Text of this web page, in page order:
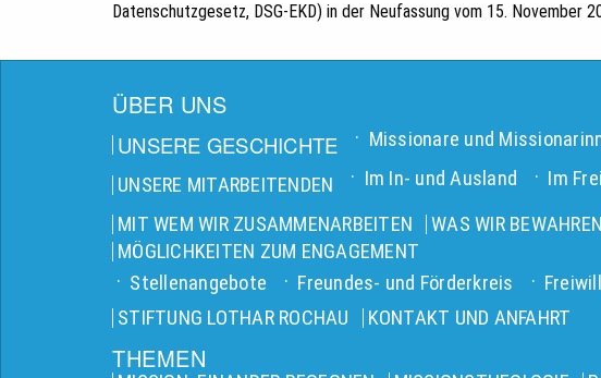
Datenschutzgesetz, DSG-EKD) in der Neufassung vom 15. November
ÜBER UNS
UNSERE GESCHICHTE Missionare und
UNSERE MITARBEITENDEN Im In- und Ausland Im
MIT WEM WIR ZUSAMMENARBEITEN
WAS WIR BEWAHREN
MÖGLICHKEITEN ZUM ENGAGEMENT
Stellenangebote
Freundes- und Förderkreis
STIFTUNG LOTHAR ROCHAU
KONTAKT UND ANFAHRT
THEMEN